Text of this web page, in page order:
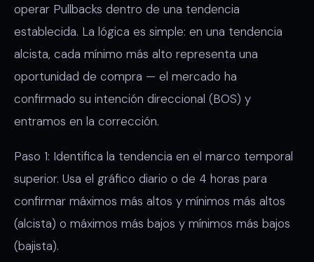
operar Pullbacks dentro de una tendencia
establecida. La lógica es simple: en una tendencia
alcista, cada mínimo más alto representa una
oportunidad de compra — el mercado ha
confirmado su intención direccional (BOS) y
entramos en la corrección.
Paso 1: Identifica la tendencia en el marco temporal
superior. Usa el gráfico diario o de 4 horas para
confirmar máximos más altos y mínimos más altos
(alcista) o máximos más bajos y mínimos más bajos
(bajista).